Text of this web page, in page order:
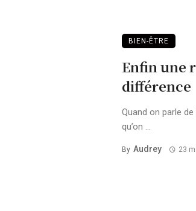
BIEN-ÊTRE
Enfin une
différence
Quand on parle
qu’on ...
By Audrey 23